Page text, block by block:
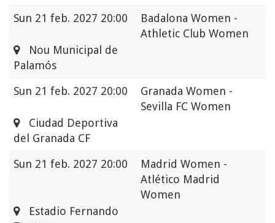
Sun 21 feb. 2027 20:00
Badalona Women -
Athletic Club Women
Nou Municipal de
Palamós
Sun 21 feb. 2027 20:00
Granada Women -
Sevilla FC Women
Ciudad Deportiva
del Granada CF
Sun 21 feb. 2027 20:00
Madrid Women -
Atlético Madrid
Women
Estadio Fernando